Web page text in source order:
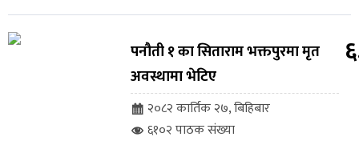
पनौती १ का सिताराम भक्तपुरमा मृत
अवस्थामा भेटिए
२०८२ कार्तिक २७, बिहिबार
६१०२ पाठक संख्या